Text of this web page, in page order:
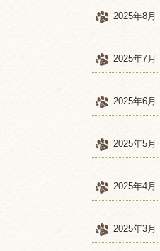
2025年8月
2025年7月
2025年6月
2025年5月
2025年4月
2025年3月